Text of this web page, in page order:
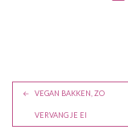
B
VEGAN BAKKEN, ZO
VERVANG JE EI